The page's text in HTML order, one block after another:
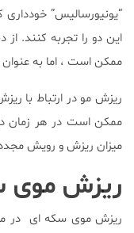
“یونیورسالیس”
این دو را تجربه کنند.
ممکن است ، اما به
ریزش مو در ارتباط با
ممکن است در هر زمان
میزان ریزش و رویش
ریزش موی
ریزش موی سکه ای در